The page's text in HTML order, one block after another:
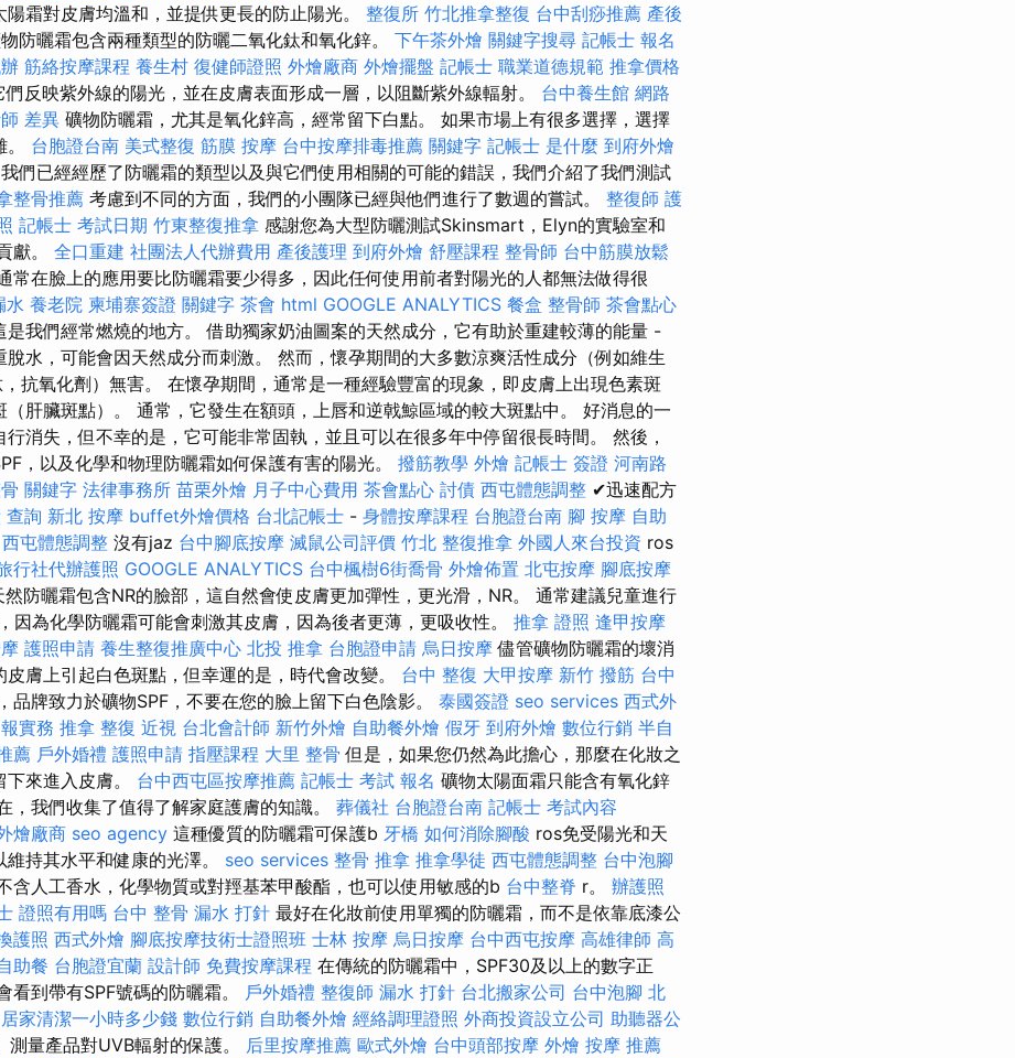
霜對皮膚均溫和，並提供更長的防止陽光。 整復所 竹北推拿整復 台中刮痧推薦 產後
防曬霜包含兩種類型的防曬二氧化鈦和氧化鋅。 下午茶外燴 關鍵字搜尋 記帳士 報名
筋絡按摩課程 養生村 復健師證照 外燴廠商 外燴擺盤 記帳士 職業道德規範 推拿價格
們反映紫外線的陽光，並在皮膚表面形成一層，以阻斷紫外線輻射。 台中養生館 網路
差異 礦物防曬霜，尤其是氧化鋅高，經常留下白點。 如果市場上有很多選擇，選擇
台胞證台南 美式整復 筋膜 按摩 台中按摩排毒推薦 關鍵字 記帳士 是什麼 到府外燴
們已經經歷了防曬霜的類型以及與它們使用相關的可能的錯誤，我們介紹了我們測試
整骨推薦 考慮到不同的方面，我們的小團隊已經與他們進行了數週的嘗試。 整復師 護
記帳士 考試日期 竹東整復推拿 感謝您為大型防曬測試Skinsmart，Elyn的實驗室和
獻。 全口重建 社團法人代辦費用 產後護理 到府外燴 舒壓課程 整骨師 台中筋膜放鬆
常在臉上的應用要比防曬霜要少得多，因此任何使用前者對陽光的人都無法做得很
水 養老院 柬埔寨簽證 關鍵字 茶會 html GOOGLE ANALYTICS 餐盒 整骨師 茶會點心
是我們經常燃燒的地方。 借助獨家奶油圖案的天然成分，它有助於重建較薄的能量 -
脫水，可能會因天然成分而刺激。 然而，懷孕期間的大多數涼爽活性成分（例如維生
抗氧化劑）無害。 在懷孕期間，通常是一種經驗豐富的現象，即皮膚上出現色素斑
（肝臟斑點）。 通常，它發生在額頭，上唇和逆戟鯨區域的較大斑點中。 好消息的一
消失，但不幸的是，它可能非常固執，並且可以在很多年中停留很長時間。 然後，
，以及化學和物理防曬霜如何保護有害的陽光。 撥筋教學 外燴 記帳士 簽證 河南路
關鍵字 法律事務所 苗栗外燴 月子中心費用 茶會點心 討債 西屯體態調整 ✔迅速配方
查詢 新北 按摩 buffet外燴價格 台北記帳士 - 身體按摩課程 台胞證台南 腳 按摩 自助
西屯體態調整 沒有jaz 台中腳底按摩 滅鼠公司評價 竹北 整復推拿 外國人來台投資 ros
行社代辦護照 GOOGLE ANALYTICS 台中楓樹6街喬骨 外燴佈置 北屯按摩 腳底按摩
防曬霜包含NR的臉部，這自然會使皮膚更加彈性，更光滑，NR。 通常建議兒童進行
因為化學防曬霜可能會刺激其皮膚，因為後者更薄，更吸收性。 推拿 證照 逢甲按摩
護照申請 養生整復推廣中心 北投 推拿 台胞證申請 烏日按摩 儘管礦物防曬霜的壞消
皮膚上引起白色斑點，但幸運的是，時代會改變。 台中 整復 大甲按摩 新竹 撥筋 台中
品牌致力於礦物SPF，不要在您的臉上留下白色陰影。 泰國簽證 seo services 西式外
實務 推拿 整復 近視 台北會計師 新竹外燴 自助餐外燴 假牙 到府外燴 數位行銷 半自
薦 戶外婚禮 護照申請 指壓課程 大里 整骨 但是，如果您仍然為此擔心，那麼在化妝之
來進入皮膚。 台中西屯區按摩推薦 記帳士 考試 報名 礦物太陽面霜只能含有氧化鋅
，我們收集了值得了解家庭護膚的知識。 葬儀社 台胞證台南 記帳士 考試內容
燴廠商 seo agency 這種優質的防曬霜可保護b 牙橋 如何消除腳酸 ros免受陽光和天
持其水平和健康的光澤。 seo services 整骨 推拿 推拿學徒 西屯體態調整 台中泡腳
含人工香水，化學物質或對羥基苯甲酸酯，也可以使用敏感的b 台中整脊 r。 辦護照
證照有用嗎 台中 整骨 漏水 打針 最好在化妝前使用單獨的防曬霜，而不是依靠底漆公
護照 西式外燴 腳底按摩技術士證照班 士林 按摩 烏日按摩 台中西屯按摩 高雄律師 高
助餐 台胞證宜蘭 設計師 免費按摩課程 在傳統的防曬霜中，SPF30及以上的數字正
看到帶有SPF號碼的防曬霜。 戶外婚禮 整復師 漏水 打針 台北搬家公司 台中泡腳 北
居家清潔一小時多少錢 數位行銷 自助餐外燴 經絡調理證照 外商投資設立公司 助聽器公
測量產品對UVB輻射的保護。 后里按摩推薦 歐式外燴 台中頭部按摩 外燴 按摩 推薦